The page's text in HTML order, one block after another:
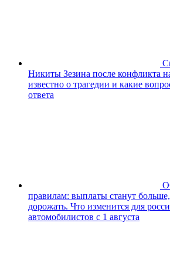
Никиты Зезина после конфликта
известно о трагедии и какие
ответа
правилам: выплаты станут
дорожать. Что изменится для
автомобилистов с 1 августа